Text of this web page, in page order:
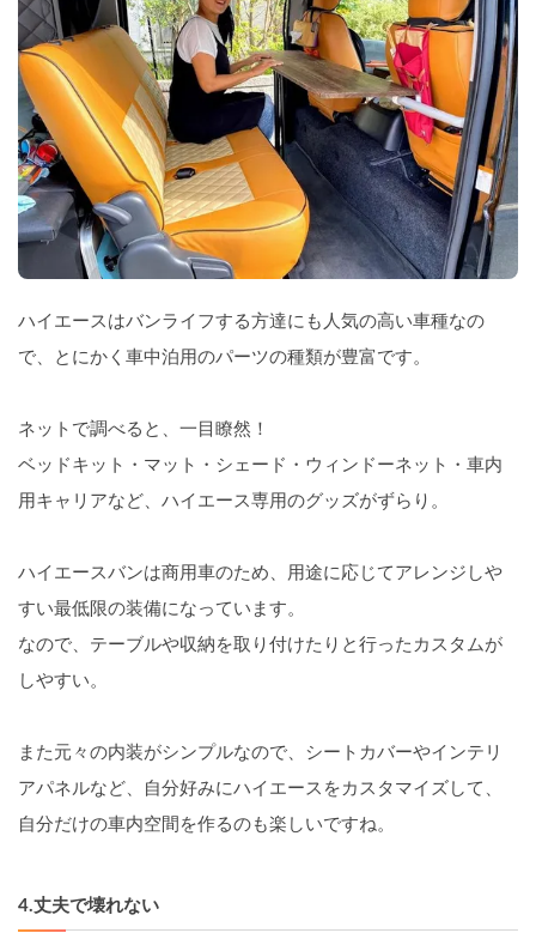
ハイエースはバンライフする方達にも人気の高い車種なの
で、とにかく車中泊用のパーツの種類が豊富です。
ネットで調べると、一目瞭然！
ベッドキット・マット・シェード・ウィンドーネット・車内
用キャリアなど、ハイエース専用のグッズがずらり。
ハイエースバンは商用車のため、用途に応じてアレンジしや
すい最低限の装備になっています。
なので、テーブルや収納を取り付けたりと行ったカスタムが
しやすい。
また元々の内装がシンプルなので、シートカバーやインテリ
アパネルなど、自分好みにハイエースをカスタマイズして、
自分だけの車内空間を作るのも楽しいですね。
4.丈夫で壊れない